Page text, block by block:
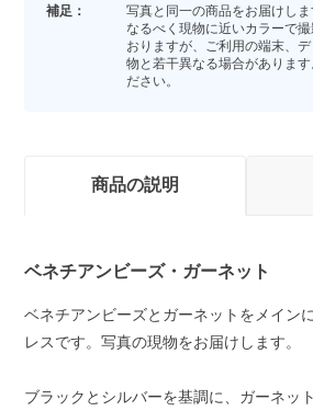
補足：
写真と同一の商品をお届けしま
なるべく現物に近いカラーで
おりますが、ご利用の端末、
物と若干異なる場合がありま
ださい。
商品の説明
ベネチアンビーズ・ガーネット
ベネチアンビーズとガーネットをメイン
レスです。写真の現物をお届けします。
ブラックとシルバーを基調に、ガーネッ